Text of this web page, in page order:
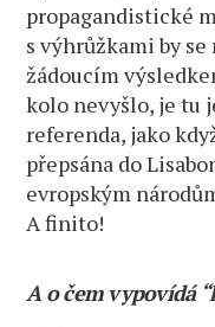
propagandistické
s výhrůžkami by
žádoucím
kolo nevyšlo, je tu
referenda, jako
přepsána do
evropským
A finito!
A o čem vypovídá